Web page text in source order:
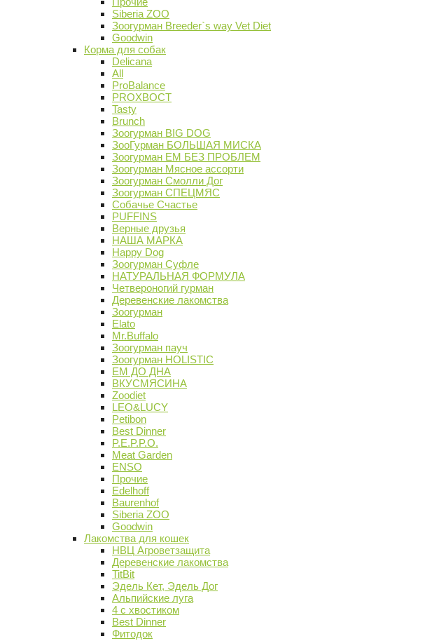
Siberia ZOO
Зоогурман Breeder`s way Vet Diet
Goodwin
Корма для собак
Delicana
All
ProBalance
PROХВОСТ
Tasty
Brunch
Зоогурман BIG DOG
ЗооГурман БОЛЬШАЯ МИСКА
Зоогурман ЕМ БЕЗ ПРОБЛЕМ
Зоогурман Мясное ассорти
Зоогурман Смолли Дог
Зоогурман СПЕЦМЯС
Собачье Счастье
PUFFINS
Верные друзья
НАША МАРКА
Happy Dog
Зоогурман Суфле
НАТУРАЛЬНАЯ ФОРМУЛА
Четвероногий гурман
Деревенские лакомства
Зоогурман
Elato
Mr.Buffalo
Зоогурман пауч
Зоогурман HOLISTIC
ЕМ ДО ДНА
ВКУСМЯСИНА
Zoodiet
LEO&LUCY
Petibon
Best Dinner
P.E.P.P.O.
Meat Garden
ENSO
Прочие
Edelhoff
Baurenhof
Siberia ZOO
Goodwin
Лакомства для кошек
НВЦ Агроветзащита
Деревенские лакомства
TitBit
Эдель Кет, Эдель Дог
Альпийские луга
4 с хвостиком
Best Dinner
Фитодок